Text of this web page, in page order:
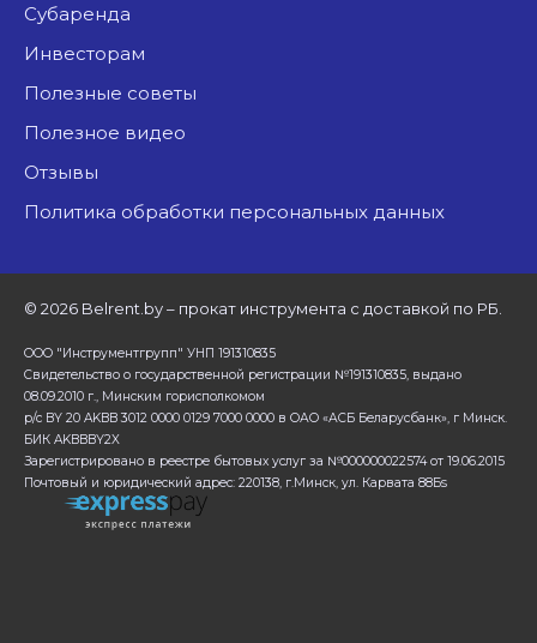
Субаренда
Инвесторам
Полезные советы
Полезное видео
Отзывы
Политика обработки персональных данных
© 2026 Belrent.by – прокат инструмента с доставкой по РБ.
ООО "Инструментгрупп" УНП 191310835
Свидетельство о государственной регистрации №191310835, выдано
08.09.2010 г., Минским горисполкомом
р/с BY 20 AKBB 3012 0000 0129 7000 0000 в ОАО «АСБ Беларусбанк», г Минск.
БИК AKBBBY2X
Зарегистрировано в реестре бытовых услуг за №000000022574 от 19.06.2015
Почтовый и юридический адрес: 220138, г.Минск, ул. Карвата 88Бs